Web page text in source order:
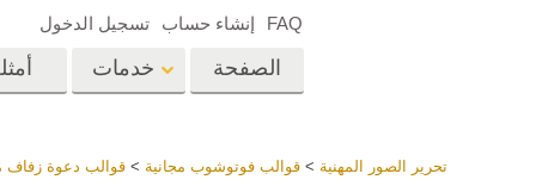
الصفحة خدمات
Lightroom
FAQ إنشاء حساب تسجيل الدخول
تحرير الصور المهنية >قوالب فوتوشوب مجانية >قوالب دعوة زفاف